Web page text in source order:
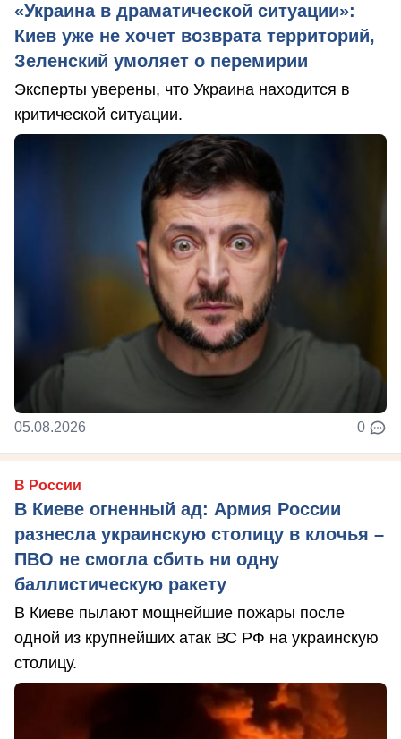
«Украина в драматической ситуации»:
Киев уже не хочет возврата территорий,
Зеленский умоляет о перемирии
Эксперты уверены, что Украина находится в
критической ситуации.
05.08.2026 0
В России
В Киеве огненный ад: Армия России
разнесла украинскую столицу в клочья –
ПВО не смогла сбить ни одну
баллистическую ракету
В Киеве пылают мощнейшие пожары после
одной из крупнейших атак ВС РФ на украинскую
столицу.